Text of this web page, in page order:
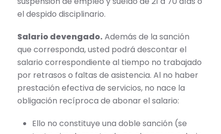
el despido disciplinario.
Salario devengado. Además de la sanción
que corresponda, usted podrá descontar el
salario correspondiente al tiempo no trabajado
por retrasos o faltas de asistencia. Al no haber
prestación efectiva de servicios, no nace la
obligación recíproca de abonar el salario:
Ello no constituye una doble sanción (se